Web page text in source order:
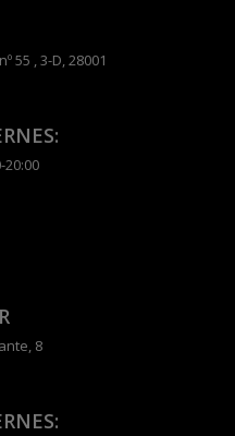
55 , 3-D, 28001
20:00
8